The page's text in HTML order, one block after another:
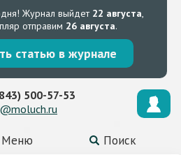
Журнал выйдет 22 августа,
отправим 26 августа.
статью в журнале
Меню Поиск
500-57-53